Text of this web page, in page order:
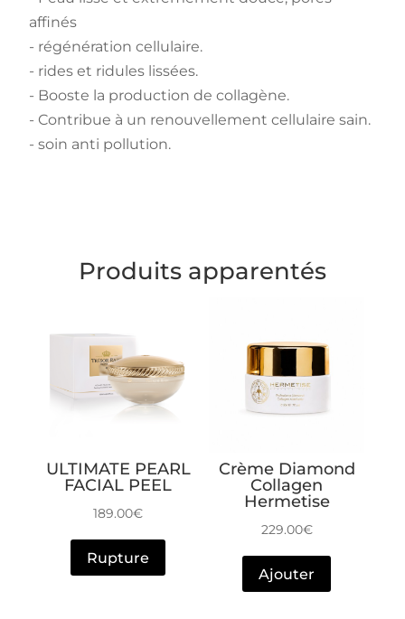
affinés
- régénération cellulaire.
- rides et ridules lissées.
- Booste la production de collagène.
- Contribue à un renouvellement cellulaire sain.
- soin anti pollution.
Produits apparentés
ULTIMATE PEARL
FACIAL PEEL
189.00€
Rupture
Crème Diamond
Collagen
Hermetise
229.00€
Ajouter